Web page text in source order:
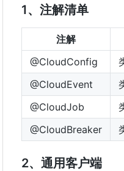
1、注解清单
注解
@CloudConfig
@CloudEvent
@CloudJob
@CloudBreaker
2、通用客户端